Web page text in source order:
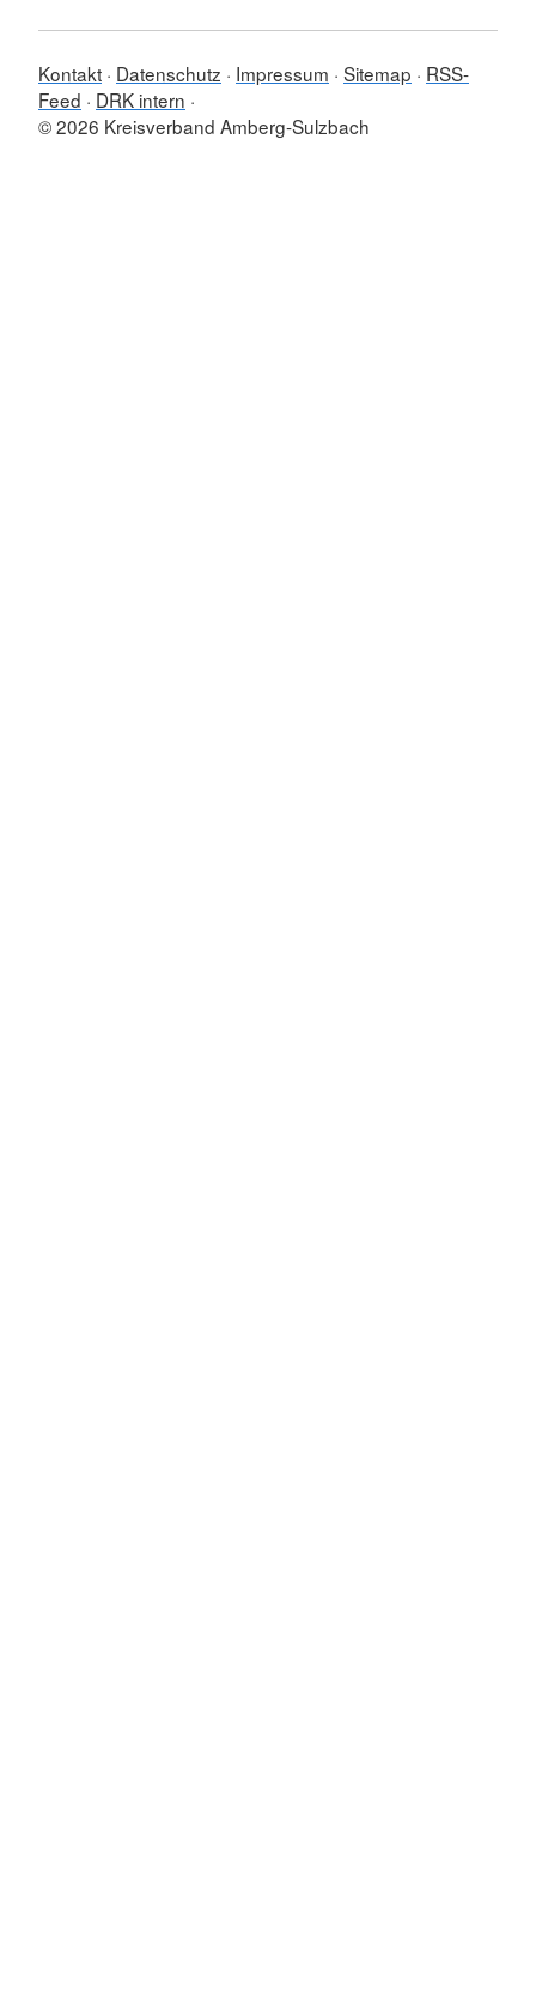
Kontakt Datenschutz Impressum Sitemap
RSS-
Feed
DRK intern
© 2026 Kreisverband Amberg-Sulzbach